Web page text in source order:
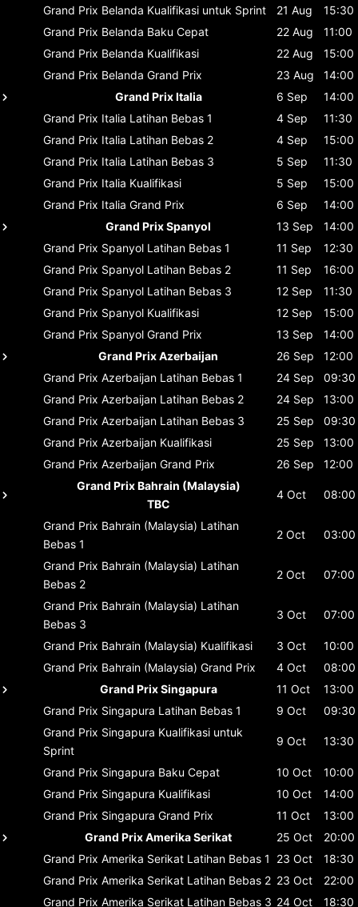
Grand Prix Belanda Kualifikasi untuk Sprint 21 Aug
15:30
Grand Prix Belanda Baku Cepat 22 Aug
11:00
Grand Prix Belanda Kualifikasi 22 Aug
15:00
Grand Prix Belanda Grand Prix 23 Aug
14:00
Grand Prix Italia
6 Sep
14:00
Grand Prix Italia Latihan Bebas 1 4 Sep
11:30
Grand Prix Italia Latihan Bebas 2 4 Sep
15:00
Grand Prix Italia Latihan Bebas 3 5 Sep
11:30
Grand Prix Italia Kualifikasi 5 Sep
15:00
Grand Prix Italia Grand Prix 6 Sep
14:00
Grand Prix Spanyol
13 Sep
14:00
Grand Prix Spanyol Latihan Bebas 1 11 Sep
12:30
Grand Prix Spanyol Latihan Bebas 2 11 Sep
16:00
Grand Prix Spanyol Latihan Bebas 3 12 Sep
11:30
Grand Prix Spanyol Kualifikasi 12 Sep
15:00
Grand Prix Spanyol Grand Prix 13 Sep
14:00
Grand Prix Azerbaijan
26 Sep
12:00
Grand Prix Azerbaijan Latihan Bebas 1 24 Sep
09:30
Grand Prix Azerbaijan Latihan Bebas 2 24 Sep
13:00
Grand Prix Azerbaijan Latihan Bebas 3 25 Sep
09:30
Grand Prix Azerbaijan Kualifikasi 25 Sep
13:00
Grand Prix Azerbaijan Grand Prix 26 Sep
12:00
Grand Prix Bahrain (Malaysia)
TBC
4 Oct 08:00
Grand Prix Bahrain (Malaysia) Latihan
Bebas 1
2 Oct 03:00
Grand Prix Bahrain (Malaysia) Latihan
Bebas 2
2 Oct 07:00
Grand Prix Bahrain (Malaysia) Latihan
Bebas 3
3 Oct 07:00
Grand Prix Bahrain (Malaysia) Kualifikasi 3 Oct
10:00
Grand Prix Bahrain (Malaysia) Grand Prix 4 Oct
08:00
Grand Prix Singapura
11 Oct
13:00
Grand Prix Singapura Latihan Bebas 1 9 Oct
09:30
Grand Prix Singapura Kualifikasi untuk
Sprint
9 Oct 13:30
Grand Prix Singapura Baku Cepat 10 Oct
10:00
Grand Prix Singapura Kualifikasi 10 Oct
14:00
Grand Prix Singapura Grand Prix 11 Oct
13:00
Grand Prix Amerika Serikat
25 Oct
20:00
Grand Prix Amerika Serikat Latihan Bebas 1 23 Oct
18:30
Grand Prix Amerika Serikat Latihan Bebas 2 23 Oct
22:00
Grand Prix Amerika Serikat Latihan Bebas 3 24 Oct 18:30